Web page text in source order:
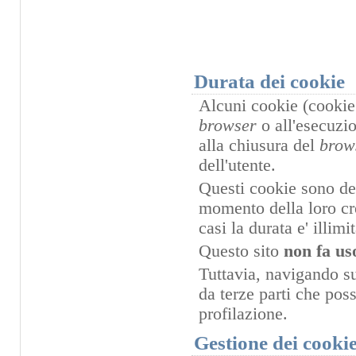
Durata dei cookie
Alcuni cookie
browser o
alla chiusura del
dell'utente.
Questi cookie sono
momento della loro
casi la durata e'
Questo sitonon fa
Tuttavia, navigando
da terze parti che
profilazione.
Gestione dei